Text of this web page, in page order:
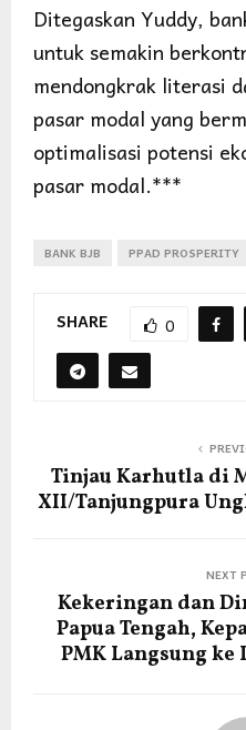
Ditegaskan Yuddy,
untuk semakin
mendongkrak literasi
pasar modal yang
optimalisasi potensi
pasar modal.***
BANK BJB PPAD PROSPERITY
SHARE 0
Tinjau Karhutla di
XII/Tanjungpura
NEXT
Kekeringan dan
Papua Tengah,
PMK Langsung ke